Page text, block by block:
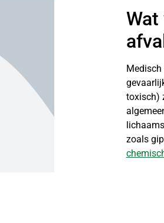
toxisch)
zoals